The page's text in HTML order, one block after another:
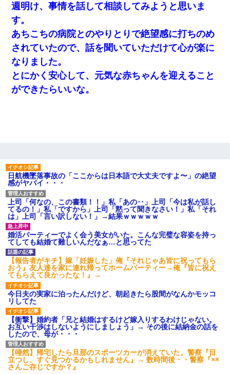
３２歳俺「ずっと好きでした！！付き合って下さい！」
２５歳彼女「うん！！絶対幸せになろうね！！！！」
→ ７年後ｗｗｗｗｗ
近所のお寺に住み込みで手伝いしてる知的障害のオッサン
がいた。ある日、オッサンが火かき棒を持って顔を真っ赤
にしながら走り回っていて…
童貞俺、宅飲みした女友達2人を家に泊めた結果ｗｗｗｗｗ
ｗ
裁判官「お互いに最後に言いたいことはありますか」バカ
夫「…」A「夫を一発殴らせてほしい」裁判官「どうぞ」
小2の頃、妹と昼寝してたら家が火事になってて気づくと逃
げ場がなかった。妹を抱き締めて「ﾀﾋんじゃうよ」って泣
いてたら…
男だけどリベンジポノレノの被害者になって未だに人生が
立ち直せない
兄の新しい嫁がやらかしすぎて辛い。当たり前のように実
家や姪の幼稚園に来る
医者「糖尿病で余命1年です」 ワイ「知らんわｗどうせ死
ぬなら食べる量増やすわｗ」→結果ｗｗｗｗｗ
週明け、事情を話して相談してみようと思いま
す。
あちこちの病院とのやりとりで絶望感に打ちのめ
されていたので、話を聞いていただけて心が楽に
なりました。
とにかく安心して、元気な赤ちゃんを迎えること
ができたらいいな。
日航機墜落事故の「ここからは日本語で大丈夫ですよ〜」の絶望
感がヤバイ・・・
上司「何なの、この書類！！」私「あの‥」上司「今は私が話し
てるの！」私「ですから」上司「黙って聞きなさい！」私「それ
は」上司「言い訳しない！」→結果ｗｗｗｗｗ
婚活パーティーでよく会う美女がいた。こんな完璧な容姿を持っ
てしても結婚て難しいんだなぁ…と思ってた
【報告者がキチ】嫁「妊娠した」俺『それじゃあ皆に祝ってもら
おう』友人達を家に連れ帰ってホームパーティー→俺『皆に祝え
てもらえて良かったな！』→
今日夫の実家に泊ったんだけど、朝起きたら股間がなんかモッコ
リしてた
【衝撃】婚約者「兄と結婚はするけど嫁入りするわけじゃない。
お互い干渉はしないようにしましょう」→ その後に結納金の話を
したので、母が・・・
【唖然】帰宅したら旦那のスポーツカーが消えていた。警察『目
立つし、すぐ見つかるかもしれません』→ 数時間後・・警察『××
さんご存じですか？』